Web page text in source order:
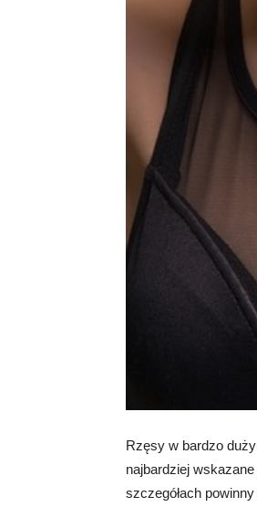
Rzęsy w bardzo
najbardziej
szczegółach